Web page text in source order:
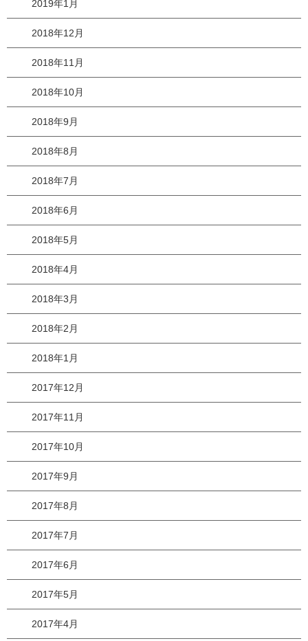
2019年1月
2018年12月
2018年11月
2018年10月
2018年9月
2018年8月
2018年7月
2018年6月
2018年5月
2018年4月
2018年3月
2018年2月
2018年1月
2017年12月
2017年11月
2017年10月
2017年9月
2017年8月
2017年7月
2017年6月
2017年5月
2017年4月